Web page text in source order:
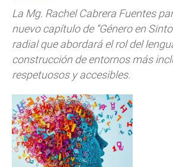
La Mg. Rachel Cabrera Fuentes
nuevo capítulo de “Género en
radial que abordará el rol del
construcción de entornos más
respetuosos y accesibles.